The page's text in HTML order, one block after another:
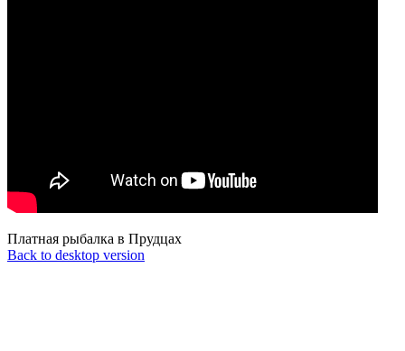
Платная рыбалка в Прудцах
Back to desktop version